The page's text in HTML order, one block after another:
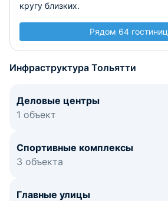
кругу близких.
Рядом 64
Инфраструктура Тольятти
Деловые центры
1 объект
Спортивные комплексы
3 объекта
Главные улицы